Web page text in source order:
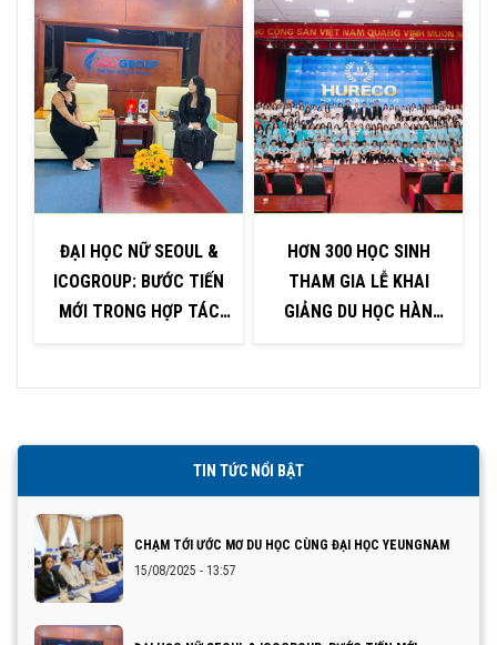
ĐẠI HỌC NỮ SEOUL &
ICOGROUP: BƯỚC TIẾN
MỚI TRONG HỢP TÁC
QUỐC
HƠN 300 HỌC SINH
THAM GIA LỄ KHAI
GIẢNG DU HỌC HÀN
TIN TỨC NỔI BẬT
CHẠM TỚI ƯỚC MƠ DU HỌC CÙNG ĐẠI HỌC YEUNGNAM
15/08/2025 - 13:57